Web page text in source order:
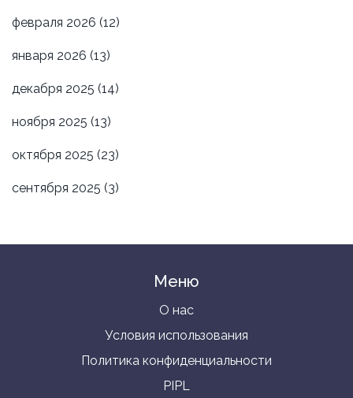
февраля 2026 (12)
января 2026 (13)
декабря 2025 (14)
ноября 2025 (13)
октября 2025 (23)
сентября 2025 (3)
Меню
О нас
Условия использования
Политика конфиденциальности
PIPL